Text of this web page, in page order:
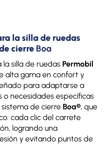
la silla de ruedas
cierre Boa
la silla de ruedas Permobil
alta gama en confort y
para adaptarse a
o necesidades específicas
de cierre Boa®, que
cada clic del carrete
logrando una
y evitando puntos de